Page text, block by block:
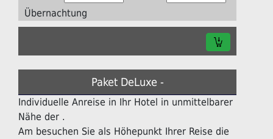
Übernachtung
Paket DeLuxe -
Individuelle Anreise in Ihr Hotel in unmittelbarer
Nähe der .
Am besuchen Sie als Höhepunkt Ihrer Reise die